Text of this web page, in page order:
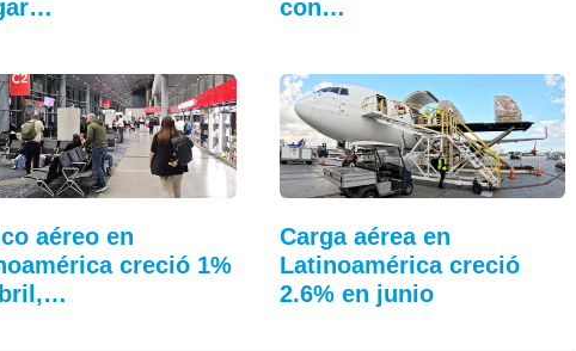
con…
aéreo en
creció 1%
Carga aérea en
Latinoamérica creció
2.6% en junio